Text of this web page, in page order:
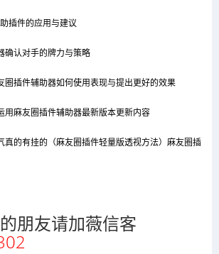
插件的应用与建议
确认对手的牌力与策略
圈插件辅助器如何使用表现与提出更好的效果
用麻友圈插件辅助器最新版本更新内容
真的有挂的（麻友圈插件轻量版透视方法）麻友圈插
朋友请加薇信客